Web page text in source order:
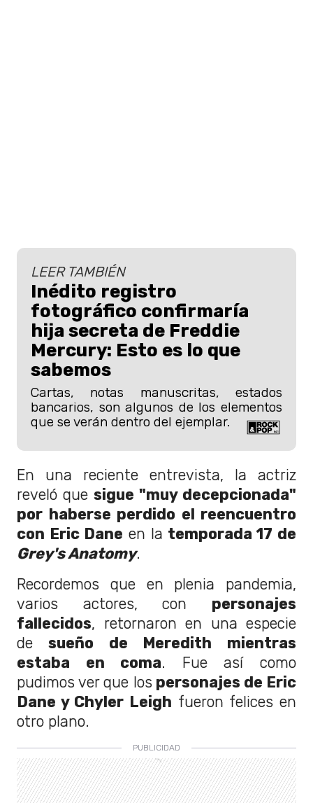
LEER TAMBIÉN
Inédito registro
fotográfico confirmaría
hija secreta de Freddie
Mercury: Esto es lo que
sabemos
Cartas, notas manuscritas, estados
bancarios, son algunos de los elementos
que se verán dentro del ejemplar.
En una reciente entrevista, la actriz
reveló que sigue "muy decepcionada"
por haberse perdido el reencuentro
con Eric Dane en la temporada 17 de
Grey's Anatomy.
Recordemos que en plenia pandemia,
varios actores, con personajes
fallecidos, retornaron en una especie
de sueño de Meredith mientras
estaba en coma. Fue así como
pudimos ver que lospersonajes de Eric
Dane y Chyler Leigh fueron felices en
otro plano.